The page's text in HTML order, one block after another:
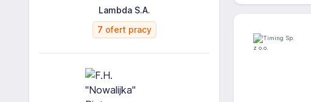
Lambda S.A.
7 ofert pracy